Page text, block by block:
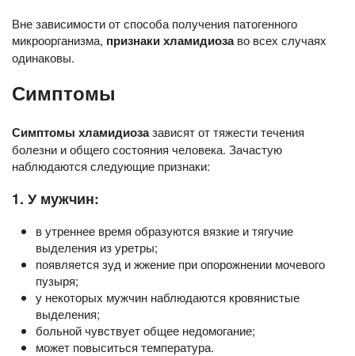
Вне зависимости от способа получения патогенного
микроорганизма, признаки хламидиозаво всех случаях
одинаковы.
Симптомы
Симптомы хламидиозазависят от тяжести течения
болезни и общего состояния человека. Зачастую
наблюдаются следующие признаки:
1. У мужчин:
в утреннее время образуются вязкие и тягучие
выделения из уретры;
появляется зуд и жжение при опорожнении мочевого
пузыря;
у некоторых мужчин наблюдаются кровянистые
выделения;
больной чувствует общее недомогание;
может повыситься температура.